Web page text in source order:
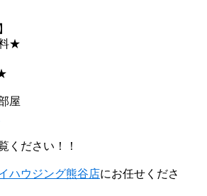
★
屋
ください！！
ハウジング熊谷店にお任せくださ